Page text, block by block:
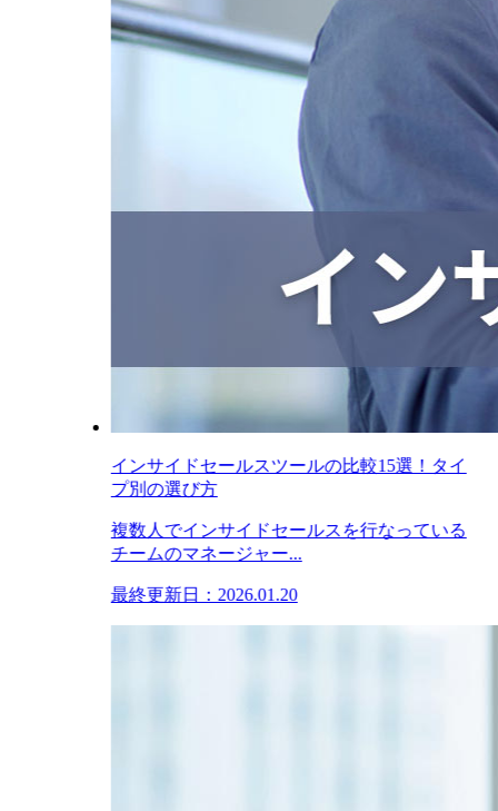
インサイドセールスツールの比較15選！タイ
プ別の選び方
複数人でインサイドセールスを行なっている
チームのマネージャー...
最終更新日：2026.01.20